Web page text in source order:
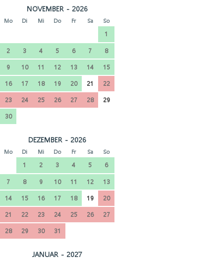
NOVEMBER - 2026
Mo Di Mi Do Fr Sa So
1
2
3 4 5 6 7
8
9
10 11 12 13 14
15
16
17 18 19 20 21
22
23
24 25 26 27 28
29
30
DEZEMBER - 2026
Mo Di Mi Do Fr Sa So
1 2 3 4 5
6
7
8 9 10 11 12
13
14
15 16 17 18 19
20
21
22 23 24 25 26
27
28
29 30 31
JANUAR - 2027